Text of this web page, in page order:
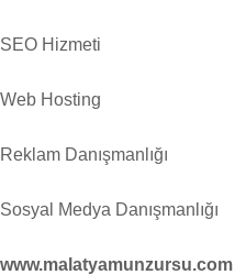
SEO Hizmeti
Web Hosting
Reklam Danışmanlığı
Sosyal Medya Danışmanlığı
www.malatyamunzursu.com